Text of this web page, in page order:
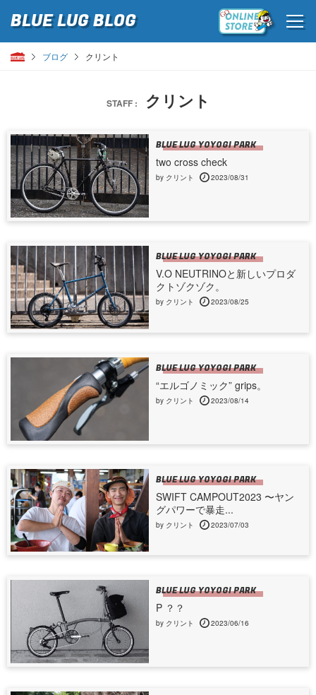
BLUE LUGBLOG
ブログ クリント
STAFF : クリント
BLUE LUG YOYOGI PARK
two cross check
by クリント 2023/08/31
BLUE LUG YOYOGI PARK
V.O NEUTRINOと新しいプロダ
クトゾクゾク。
by クリント 2023/08/25
BLUE LUG YOYOGI PARK
“エルゴノミック” grips。
by クリント 2023/08/14
BLUE LUG YOYOGI PARK
SWIFT CAMPOUT2023 〜ヤン
グパワーで暴走...
by クリント 2023/07/03
BLUE LUG YOYOGI PARK
P ？？
by クリント 2023/06/16